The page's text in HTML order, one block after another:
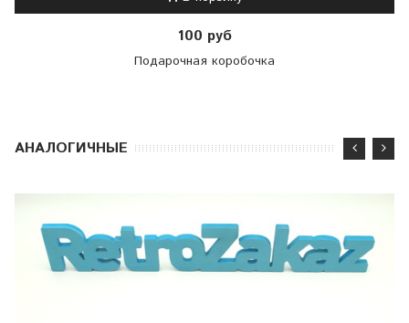
100 руб
Подарочная коробочка
АНАЛОГИЧНЫЕ